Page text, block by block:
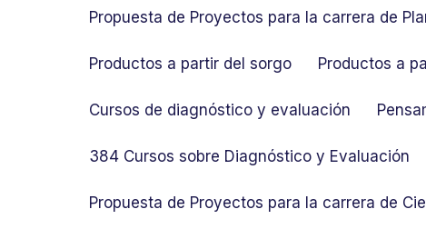
Propuesta de Proyectos para la carrera de
Productos a partir del sorgo Productos a
Cursos de diagnóstico y evaluación
384 Cursos sobre Diagnóstico y Evaluación
Propuesta de Proyectos para la carrera de